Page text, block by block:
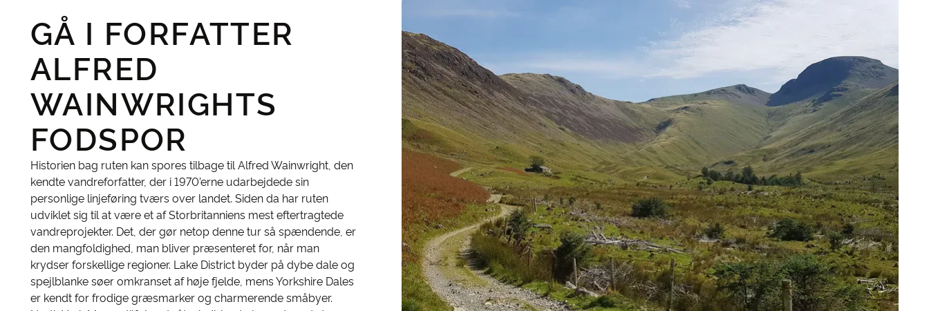
GÅ I FORFATTER
ALFRED
WAINWRIGHTS
FODSPOR
Historien bag ruten kan spores tilbage til Alfred Wainwright, den
kendte vandreforfatter, der i 1970’erne udarbejdede sin
personlige linjeføring tværs over landet. Siden da har ruten
udviklet sig til at være et af Storbritanniens mest eftertragtede
vandreprojekter. Det, der gør netop denne tur så spændende, er
den mangfoldighed, man bliver præsenteret for, når man
krydser forskellige regioner. Lake District byder på dybe dale og
spejlblanke søer omkranset af høje fjelde, mens Yorkshire Dales
er kendt for frodige græsmarker og charmerende småbyer.